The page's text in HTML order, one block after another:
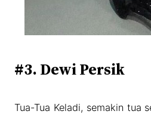
#3. Dewi Persik
Tua-Tua Keladi, semakin tua